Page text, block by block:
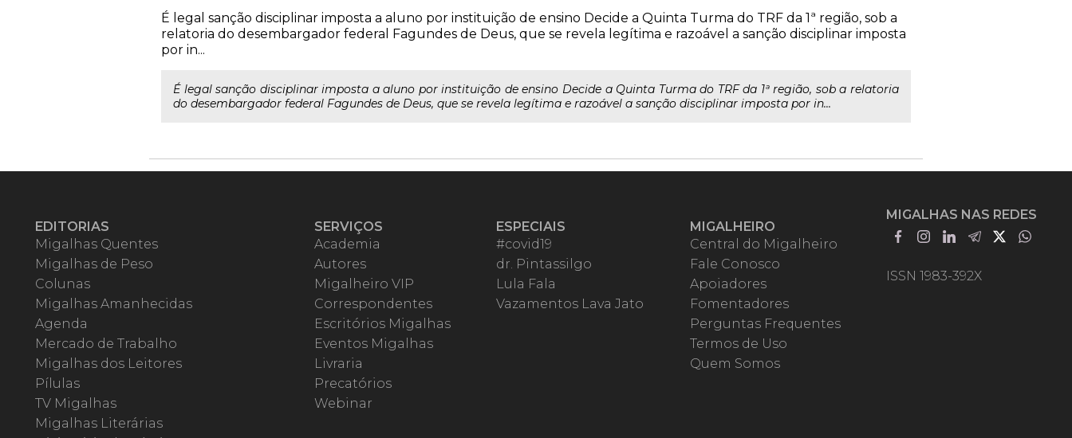
É legal sanção disciplinar imposta a aluno por instituição de ensino Decide a Quinta Turma do TRF da 1ª região, sob a
relatoria do desembargador federal Fagundes de Deus, que se revela legítima e razoável a sanção disciplinar imposta
por in...
É legal sanção disciplinar imposta a aluno por instituição de ensino Decide a Quinta Turma do TRF da 1ª região, sob a relatoria
do desembargador federal Fagundes de Deus, que se revela legítima e razoável a sanção disciplinar imposta por in...
EDITORIAS
Migalhas Quentes
Migalhas de Peso
Colunas
Migalhas Amanhecidas
Agenda
Mercado de Trabalho
Migalhas dos Leitores
Pílulas
TV Migalhas
Migalhas Literárias
SERVIÇOS
Academia
Autores
Migalheiro VIP
Correspondentes
Escritórios Migalhas
Eventos Migalhas
Livraria
Precatórios
Webinar
ESPECIAIS
#covid19
dr. Pintassilgo
Lula Fala
Vazamentos Lava Jato
MIGALHEIRO
Central do Migalheiro
Fale Conosco
Apoiadores
Fomentadores
Perguntas Frequentes
Termos de Uso
Quem Somos
MIGALHAS NAS REDES
ISSN 1983-392X